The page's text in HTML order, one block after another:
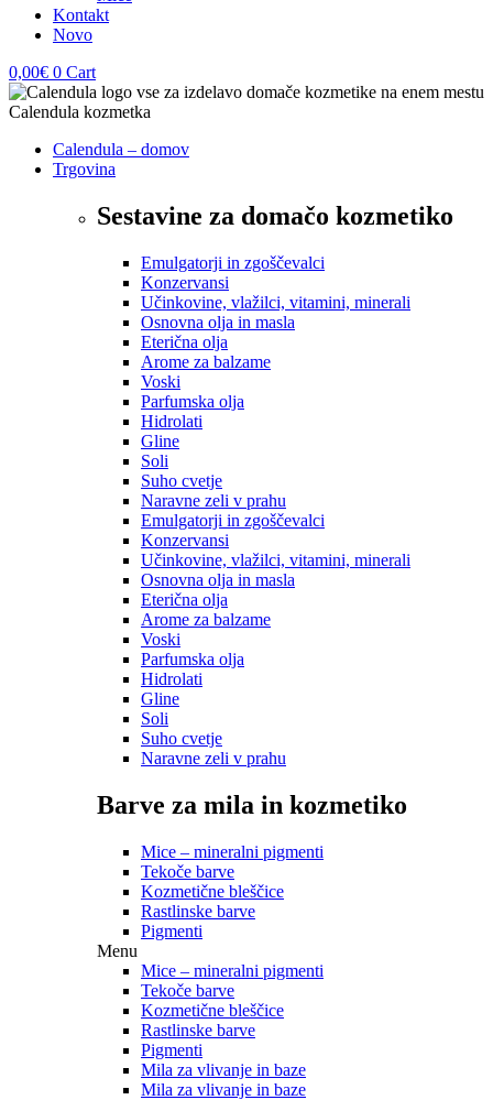
Kontakt
Novo
0,00€ 0 Cart
Calendula – domov
Trgovina
Sestavine za domačo kozmetiko
Emulgatorji in zgoščevalci
Konzervansi
Učinkovine, vlažilci, vitamini, minerali
Osnovna olja in masla
Eterična olja
Arome za balzame
Voski
Parfumska olja
Hidrolati
Gline
Soli
Suho cvetje
Naravne zeli v prahu
Emulgatorji in zgoščevalci
Konzervansi
Učinkovine, vlažilci, vitamini, minerali
Osnovna olja in masla
Eterična olja
Arome za balzame
Voski
Parfumska olja
Hidrolati
Gline
Soli
Suho cvetje
Naravne zeli v prahu
Barve za mila in kozmetiko
Mice – mineralni pigmenti
Tekoče barve
Kozmetične bleščice
Rastlinske barve
Pigmenti
Menu
Mice – mineralni pigmenti
Tekoče barve
Kozmetične bleščice
Rastlinske barve
Pigmenti
Mila za vlivanje in baze
Mila za vlivanje in baze